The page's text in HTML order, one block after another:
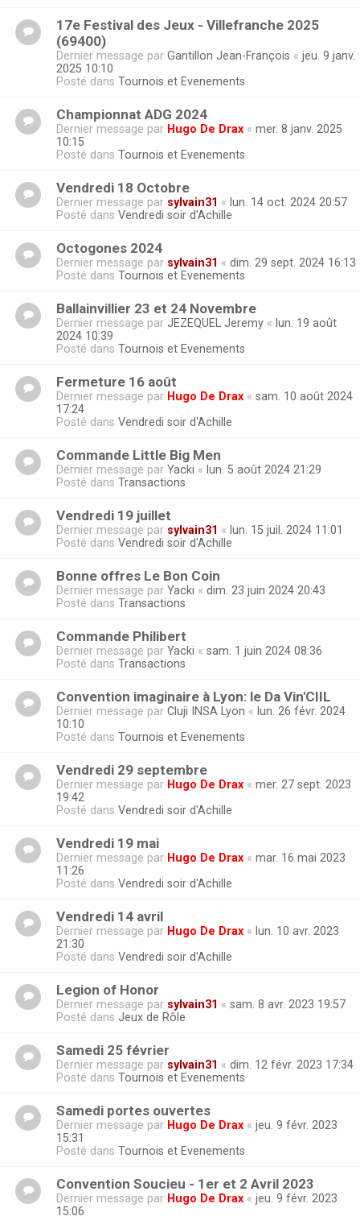
17e Festival des Jeux - Villefranche 2025
(69400)
Dernier message par Gantillon Jean-François « jeu. 9 janv.
2025 10:10
Posté dans Tournois et Evenements
Championnat ADG 2024
Dernier message par Hugo De Drax « mer. 8 janv. 2025
10:15
Posté dans Tournois et Evenements
Vendredi 18 Octobre
Dernier message par sylvain31 « lun. 14 oct. 2024 20:57
Posté dans Vendredi soir d'Achille
Octogones 2024
Dernier message par sylvain31 « dim. 29 sept. 2024 16:13
Posté dans Tournois et Evenements
Ballainvillier 23 et 24 Novembre
Dernier message par JEZEQUEL Jeremy « lun. 19 août
2024 10:39
Posté dans Tournois et Evenements
Fermeture 16 août
Dernier message par Hugo De Drax « sam. 10 août 2024
17:24
Posté dans Vendredi soir d'Achille
Commande Little Big Men
Dernier message par Yacki « lun. 5 août 2024 21:29
Posté dans Transactions
Vendredi 19 juillet
Dernier message par sylvain31 « lun. 15 juil. 2024 11:01
Posté dans Vendredi soir d'Achille
Bonne offres Le Bon Coin
Dernier message par Yacki « dim. 23 juin 2024 20:43
Posté dans Transactions
Commande Philibert
Dernier message par Yacki « sam. 1 juin 2024 08:36
Posté dans Transactions
Convention imaginaire à Lyon: le Da Vin'CIIL
Dernier message par Cluji INSA Lyon « lun. 26 févr. 2024
10:10
Posté dans Tournois et Evenements
Vendredi 29 septembre
Dernier message par Hugo De Drax « mer. 27 sept. 2023
19:42
Posté dans Vendredi soir d'Achille
Vendredi 19 mai
Dernier message par Hugo De Drax « mar. 16 mai 2023
11:26
Posté dans Vendredi soir d'Achille
Vendredi 14 avril
Dernier message par Hugo De Drax « lun. 10 avr. 2023
21:30
Posté dans Vendredi soir d'Achille
Legion of Honor
Dernier message par sylvain31 « sam. 8 avr. 2023 19:57
Posté dans Jeux de Rôle
Samedi 25 février
Dernier message par sylvain31 « dim. 12 févr. 2023 17:34
Posté dans Tournois et Evenements
Samedi portes ouvertes
Dernier message par Hugo De Drax « jeu. 9 févr. 2023
15:31
Posté dans Tournois et Evenements
Convention Soucieu - 1er et 2 Avril 2023
Dernier message par Hugo De Drax « jeu. 9 févr. 2023
15:06